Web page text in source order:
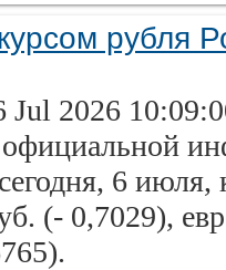
рубля
2026
6 июля,
(- 0,7029),